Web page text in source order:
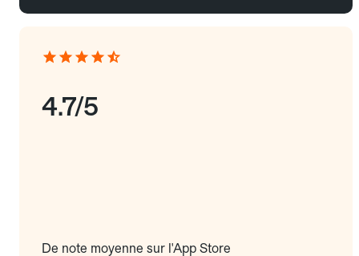
4.7/5
De note moyenne sur l'App Store